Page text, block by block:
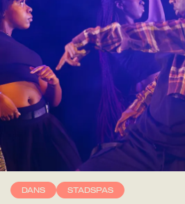
DANS STADSPAS